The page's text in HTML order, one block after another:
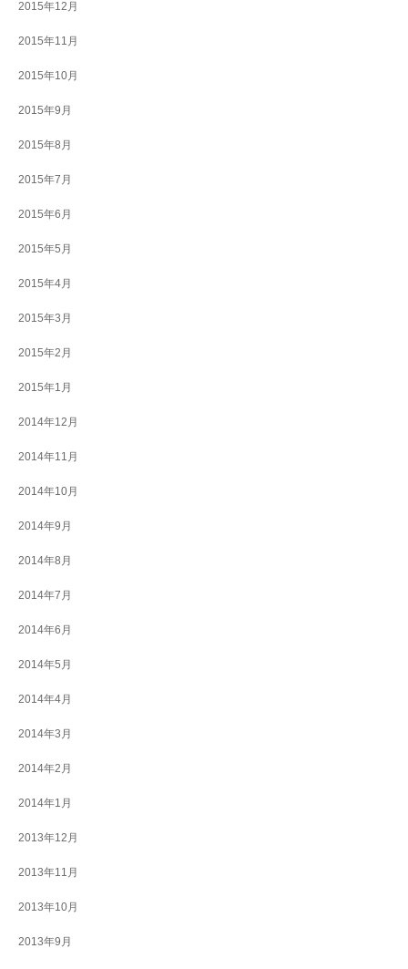
2015年12月
2015年11月
2015年10月
2015年9月
2015年8月
2015年7月
2015年6月
2015年5月
2015年4月
2015年3月
2015年2月
2015年1月
2014年12月
2014年11月
2014年10月
2014年9月
2014年8月
2014年7月
2014年6月
2014年5月
2014年4月
2014年3月
2014年2月
2014年1月
2013年12月
2013年11月
2013年10月
2013年9月